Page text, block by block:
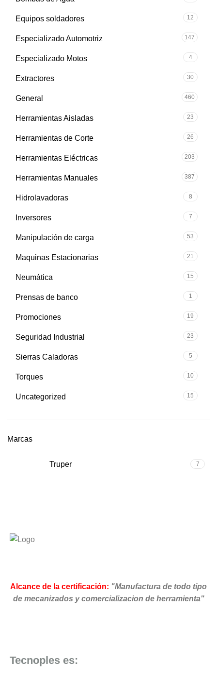
Equipos soldadores 12
Especializado Automotriz 147
Especializado Motos 4
Extractores 30
General 460
Herramientas Aisladas 23
Herramientas de Corte 26
Herramientas Eléctricas 203
Herramientas Manuales 387
Hidrolavadoras 8
Inversores 7
Manipulación de carga 53
Maquinas Estacionarias 21
Neumática 15
Prensas de banco 1
Promociones 19
Seguridad Industrial 23
Sierras Caladoras 5
Torques 10
Uncategorized 15
Marcas
Truper 7
Alcance de la certificación: "Manufactura de todo tipo
de mecanizados y comercializacion de herramienta"
Tecnoples es: